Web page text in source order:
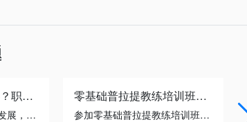
健身教练培训怎么选？职业发展的避坑指南
随着大健康产业的蓬勃发展，健身教练培训已成为许多转行者与运动爱好者的首选路径。面对琳琅满目的课程体系，如何通过 […]
零基础普拉提教练培训班的学习过程中，如何平衡学习和生活?
参加零基础普拉提教练培训班是一个充满挑战的过程，如何在紧张的学习中保持生活平衡至关重要。以下是上海锐星健身给大家给出的几个实用建议：